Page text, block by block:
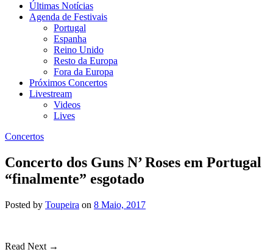
Últimas Notícias
Agenda de Festivais
Portugal
Espanha
Reino Unido
Resto da Europa
Fora da Europa
Próximos Concertos
Livestream
Videos
Lives
Concertos
Concerto dos Guns N’ Roses em Portugal
“finalmente” esgotado
Posted by Toupeira on 8 Maio, 2017
Read Next →